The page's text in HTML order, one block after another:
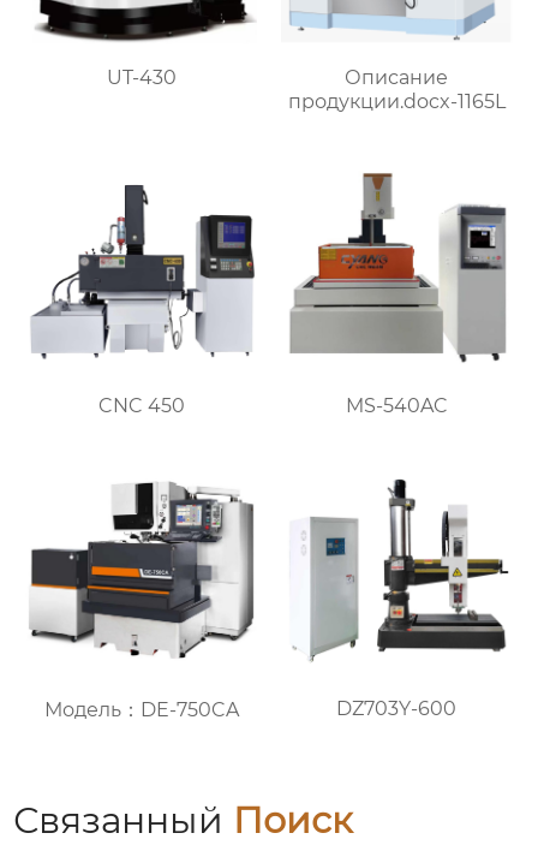
UT-430
Описание
продукции.docx-1165L
CNC 450 MS-540AC
Модель：DE-750CA DZ703Y-600
Связанный Поиск